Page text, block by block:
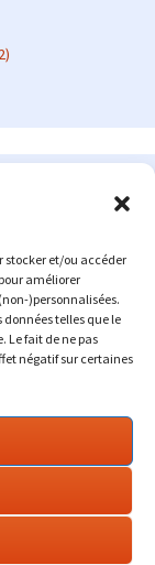
stocker et/ou accéder
améliorer
)personnalisées.
telles que le
Le fait de ne pas
négatif sur certaines
depuis de
ma passion sur
a connu un relatif
et me lancer